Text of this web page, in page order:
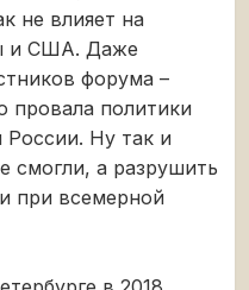
не влияет на
и США. Даже
форума –
провала политики
Ну так и
а разрушить
при всемерной